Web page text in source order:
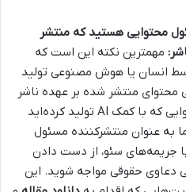
محتوایی هستید که منتشر
مهمترین نکته این است که
انسان یا هوش مصنوعی تولید
محتوای منتشر شده بر عهده ناشر
یا وب‌سایت است. اگر محتوایی که با کمک AI تولید کرده‌اید
به عنوان منتشرکننده مسئول
جریمه‌های سئو، از دست دادن
دعاوی حقوقی مواجه شوید. این